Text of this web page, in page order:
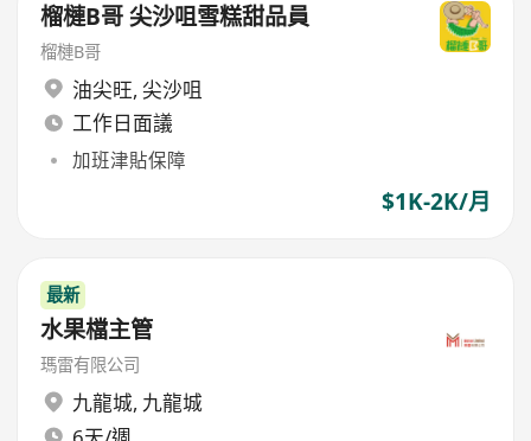
榴槤B哥 尖沙咀雪糕甜品員
榴槤B哥
油尖旺, 尖沙咀
工作日面議
加班津貼保障
$1K-2K/月
最新
水果檔主管
瑪雷有限公司
九龍城, 九龍城